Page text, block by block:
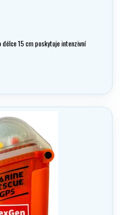
15 cm poskytuje intenzivní